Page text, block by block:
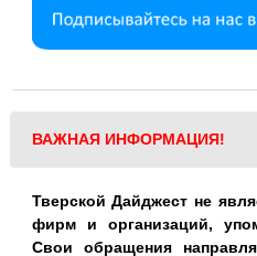
ВАЖНАЯ ИНФОРМАЦИЯ!
Тверской Дайджест не
фирм и организаций,
Свои обращения